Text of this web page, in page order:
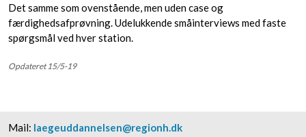
Det samme som ovenstående, men uden case og
færdighedsafprøvning. Udelukkende småinterviews med faste
spørgsmål ved hver station.
Opdateret 15/5-19​
Mail: laegeuddannelsen@regionh.dk